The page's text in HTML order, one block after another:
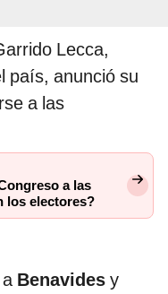
Lecca,
país, anunció su
a las
a las
los electores?
Benavides y